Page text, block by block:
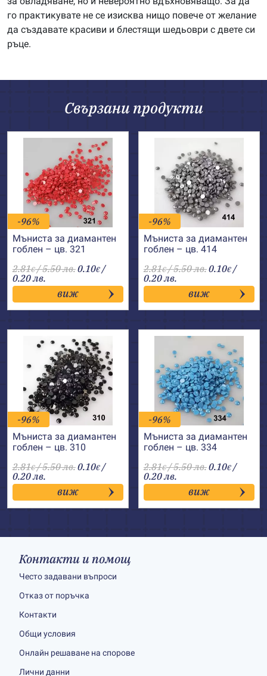
го практикувате не се изисква нищо повече от желание
да създавате красиви и блестящи шедьоври с двете си
ръце.
Свързани продукти
-96%
Мъниста за диамантен
гоблен – цв. 321
2.81€/ 5.50 лв.0.10€ /
0.20 лв.
виж
-96%
Мъниста за диамантен
гоблен – цв. 414
2.81€/ 5.50 лв.0.10€ /
0.20 лв.
виж
-96%
Мъниста за диамантен
гоблен – цв. 310
2.81€/ 5.50 лв.0.10€ /
0.20 лв.
виж
-96%
Мъниста за диамантен
гоблен – цв. 334
2.81€/ 5.50 лв.0.10€ /
0.20 лв.
виж
Контакти и помощ
Често задавани въпроси
Отказ от поръчка
Контакти
Общи условия
Онлайн решаване на спорове
Лични данни